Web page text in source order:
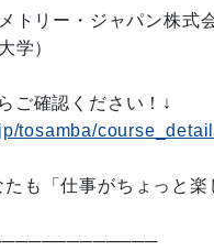
リー・ジャパン株式会
学）
ご確認ください！↓
tosamba/
も「仕事がちょっと